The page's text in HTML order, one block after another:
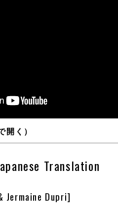
く）
Translation
Jermaine Dupri]